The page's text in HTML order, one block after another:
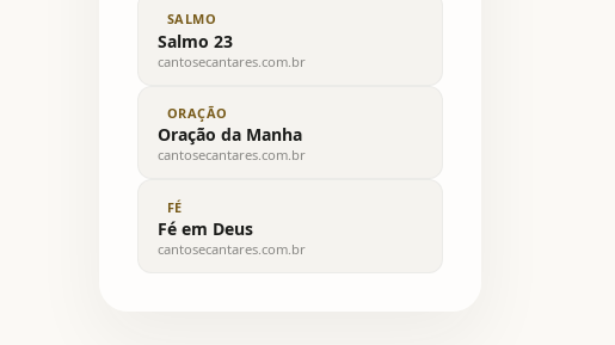
SALMO
Salmo 23
cantosecantares.com.br
ORAÇÃO
Oração da Manha
cantosecantares.com.br
FÉ
Fé em Deus
cantosecantares.com.br